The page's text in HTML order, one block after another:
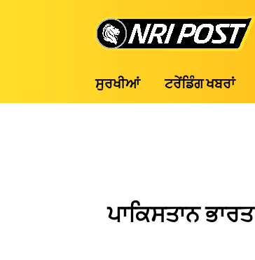
Post
ਸੁਰਖੀਆਂ ਟਰੇਂਡਿੰਗ ਖਬਰਾਂ
ਪਾਕਿਸਤਾਨ